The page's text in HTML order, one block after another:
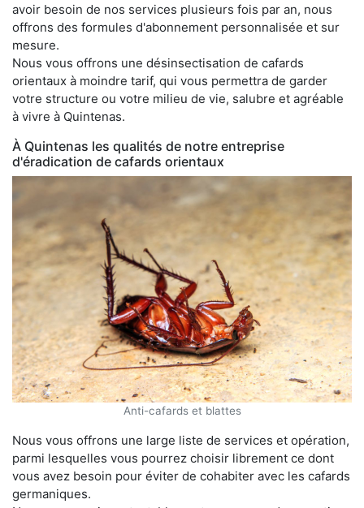
avoir besoin de nos services plusieurs fois par an, nous
offrons des formules d'abonnement personnalisée et sur
mesure.
Nous vous offrons une désinsectisation de cafards
orientaux à moindre tarif, qui vous permettra de garder
votre structure ou votre milieu de vie, salubre et agréable
à vivre à Quintenas.
À Quintenas les qualités de notre entreprise
d'éradication de cafards orientaux
Anti-cafards et blattes
Nous vous offrons une large liste de services et opération,
parmi lesquelles vous pourrez choisir librement ce dont
vous avez besoin pour éviter de cohabiter avec les cafards
germaniques.